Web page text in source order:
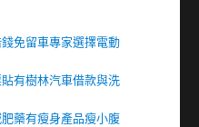
免留車專家選擇電動
有樹林汽車借款與洗
藥有瘦身產品瘦小腹